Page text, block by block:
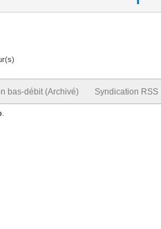
bas-débit (Archivé) Syndication RSS